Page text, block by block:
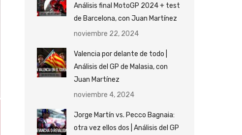
Análisis final MotoGP 2024 + test
de Barcelona, con Juan Martínez
noviembre 22, 2024
Valencia por delante de todo |
Análisis del GP de Malasia, con
Juan Martínez
noviembre 4, 2024
Jorge Martín vs. Pecco Bagnaia:
otra vez ellos dos | Análisis del GP